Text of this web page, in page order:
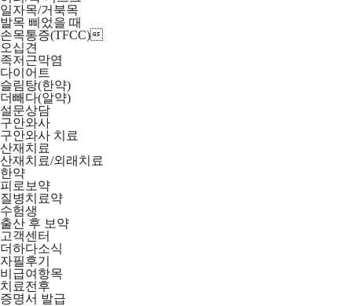
일자목/거북목
발목 삐었을 때
손목통증(TFCC)
오십견
족저근막염
다이어트
슬림탕(한약)
더빼다(알약)
설문상담
구안와사
구안와사 치료
산재치료
산재치료/외래치료
한약
피로보약
질병치료약
수험생
출산 후 보약
고객센터
더하다소식
자필후기
비급여항목
치료전후
증명서 발급